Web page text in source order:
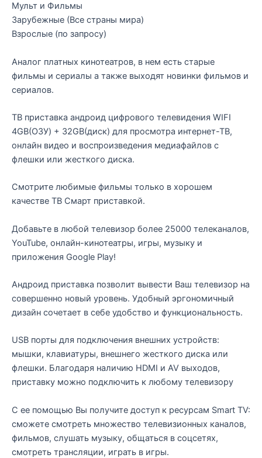
Мульт и Фильмы
Зарубежные (Все страны мира)
Взрослые (по запросу)
Аналог платных кинотеатров, в нем есть старые
фильмы и сериалы а также выходят новинки фильмов и
сериалов.
ТВ приставка андроид цифрового телевидения WIFI
4GB(ОЗУ) + 32GB(диск) для просмотра интернет-ТВ,
онлайн видео и воспроизведения медиафайлов с
флешки или жесткого диска.
Смотрите любимые фильмы только в хорошем
качестве ТВ Смарт приставкой.
Добавьте в любой телевизор более 25000 телеканалов,
YouTube, онлайн-кинотеатры, игры, музыку и
приложения Google Play!
Андроид приставка позволит вывести Ваш телевизор на
совершенно новый уровень. Удобный эргономичный
дизайн сочетает в себе удобство и функциональность.
USB порты для подключения внешних устройств:
мышки, клавиатуры, внешнего жесткого диска или
флешки. Благодаря наличию HDMI и AV выходов,
приставку можно подключить к любому телевизору
С ее помощью Вы получите доступ к ресурсам Smart TV:
сможете смотреть множество телевизионных каналов,
фильмов, слушать музыку, общаться в соцсетях,
смотреть трансляции, играть в игры.